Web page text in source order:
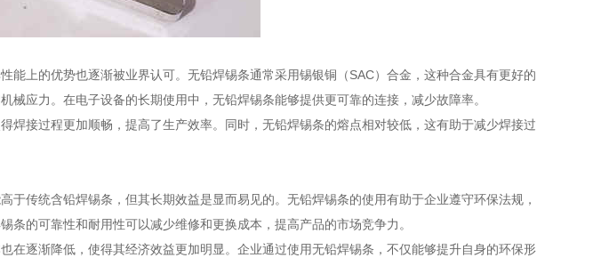
能上的优势也逐渐被业界认可。无铅焊锡条通常采用锡银铜（SAC）合金，这种合金具有更好的
械应力。在电子设备的长期使用中，无铅焊锡条能够提供更可靠的连接，减少故障率。
焊接过程更加顺畅，提高了生产效率。同时，无铅焊锡条的熔点相对较低，这有助于减少焊接过
于传统含铅焊锡条，但其长期效益是显而易见的。无铅焊锡条的使用有助于企业遵守环保法规，
条的可靠性和耐用性可以减少维修和更换成本，提高产品的市场竞争力。
在逐渐降低，使得其经济效益更加明显。企业通过使用无铅焊锡条，不仅能够提升自身的环保形